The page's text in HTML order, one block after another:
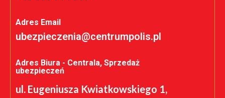
Adres Email
ubezpieczenia@centrumpolis.pl
Adres Biura - Centrala, Sprzedaż
ubezpieczeń
ul. Eugeniusza Kwiatkowskiego 1,